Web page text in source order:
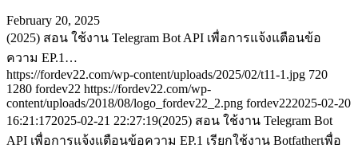
February 20, 2025
(2025) สอน ใช้งาน Telegram Bot API เพื่อการแจ้งแตือนข้อ
ความ EP.1…
https://fordev22.com/wp-content/uploads/2025/02/t11-1.jpg 720
1280 fordev22 https://fordev22.com/wp-
content/uploads/2018/08/logo_fordev22_2.png fordev222025-02-20
16:21:172025-02-21 22:27:19(2025) สอน ใช้งาน Telegram Bot
API เพื่อการแจ้งแตือนข้อความ EP.1 เรียกใช้งาน Botfatherเพื่อ